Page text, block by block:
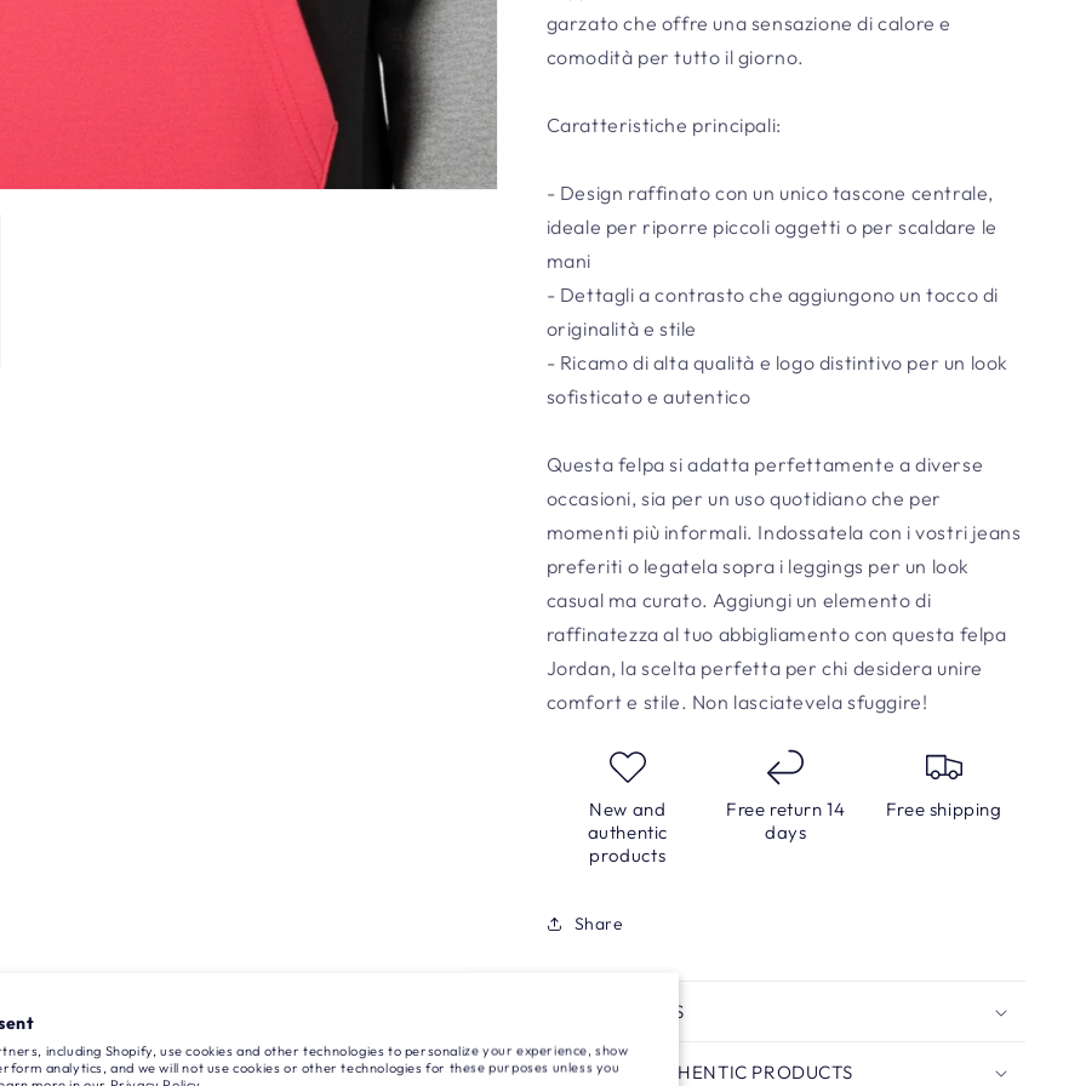
including Shopify, use cookies and other technologies to personalize your experience, show
analytics, and we will not use cookies or other technologies for these purposes unless you
garzato che offre una sensazione di calore e
comodità per tutto il giorno.
Caratteristiche principali:
- Design raffinato con un unico tascone centrale,
ideale per riporre piccoli oggetti o per scaldare le
mani
- Dettagli a contrasto che aggiungono un tocco di
originalità e stile
- Ricamo di alta qualità e logo distintivo per un look
sofisticato e autentico
Questa felpa si adatta perfettamente a diverse
occasioni, sia per un uso quotidiano che per
momenti più informali. Indossatela con i vostri jeans
preferiti o legatela sopra i leggings per un look
casual ma curato. Aggiungi un elemento di
raffinatezza al tuo abbigliamento con questa felpa
Jordan, la scelta perfetta per chi desidera unire
comfort e stile. Non lasciatevela sfuggire!
New and
authentic
products
Free return 14
days
Free shipping
Share
FREE RETURNS
NEW AND AUTHENTIC PRODUCTS